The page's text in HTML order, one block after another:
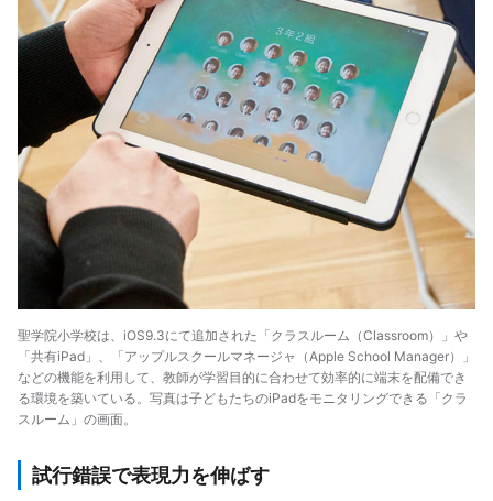
聖学院小学校は、iOS9.3にて追加された「クラスルーム（Classroom）」や
「共有iPad」、「アップルスクールマネージャ（Apple School Manager）」
などの機能を利用して、教師が学習目的に合わせて効率的に端末を配備でき
る環境を築いている。写真は子どもたちのiPadをモニタリングできる「クラ
スルーム」の画面。
試行錯誤で表現力を伸ばす